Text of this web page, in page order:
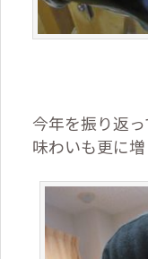
今年を振り返
味わいも更に増